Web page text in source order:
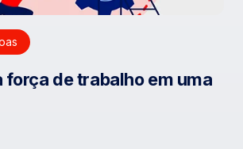
força de trabalho em uma